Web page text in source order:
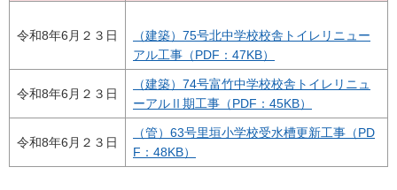
令和8年6月２３日
（建築）75号北中学校校舎トイレリニュー
アル工事（PDF：47KB）
令和8年6月２３日
（建築）74号富竹中学校校舎トイレリニュ
ーアルⅡ期工事 （PDF：45KB）
令和8年6月２３日
（管）63号里垣小学校受水槽更新工事（PD
F：48KB）